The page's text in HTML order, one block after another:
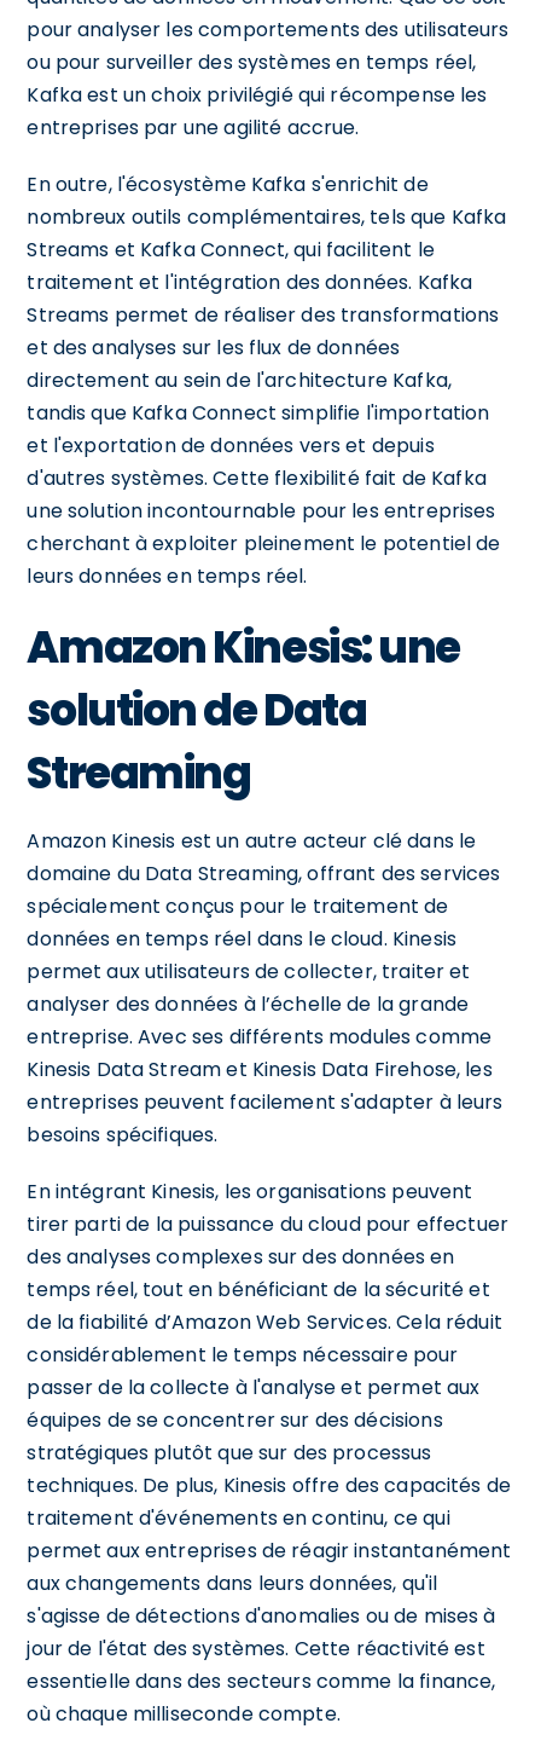
pour analyser les comportements des utilisateurs
ou pour surveiller des systèmes en temps réel,
Kafka est un choix privilégié qui récompense les
entreprises par une agilité accrue.
En outre, l'écosystème Kafka s'enrichit de
nombreux outils complémentaires, tels que Kafka
Streams et Kafka Connect, qui facilitent le
traitement et l'intégration des données. Kafka
Streams permet de réaliser des transformations
et des analyses sur les flux de données
directement au sein de l'architecture Kafka,
tandis que Kafka Connect simplifie l'importation
et l'exportation de données vers et depuis
d'autres systèmes. Cette flexibilité fait de Kafka
une solution incontournable pour les entreprises
cherchant à exploiter pleinement le potentiel de
leurs données en temps réel.
Amazon Kinesis: une
solution de Data
Streaming
Amazon Kinesis est un autre acteur clé dans le
domaine du Data Streaming, offrant des services
spécialement conçus pour le traitement de
données en temps réel dans le cloud. Kinesis
permet aux utilisateurs de collecter, traiter et
analyser des données à l’échelle de la grande
entreprise. Avec ses différents modules comme
Kinesis Data Stream et Kinesis Data Firehose, les
entreprises peuvent facilement s'adapter à leurs
besoins spécifiques.
En intégrant Kinesis, les organisations peuvent
tirer parti de la puissance du cloud pour effectuer
des analyses complexes sur des données en
temps réel, tout en bénéficiant de la sécurité et
de la fiabilité d’Amazon Web Services. Cela réduit
considérablement le temps nécessaire pour
passer de la collecte à l'analyse et permet aux
équipes de se concentrer sur des décisions
stratégiques plutôt que sur des processus
techniques. De plus, Kinesis offre des capacités de
traitement d'événements en continu, ce qui
permet aux entreprises de réagir instantanément
aux changements dans leurs données, qu'il
s'agisse de détections d'anomalies ou de mises à
jour de l'état des systèmes. Cette réactivité est
essentielle dans des secteurs comme la finance,
où chaque milliseconde compte.